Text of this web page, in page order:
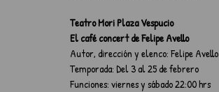
Teatro Mori Plaza Vespucio
El café concert de Felipe Avello
Autor, dirección y elenco: Felipe Avello
Temporada: Del 3 al 25 de febrero
Funciones: viernes y sábado 22:00 hrs